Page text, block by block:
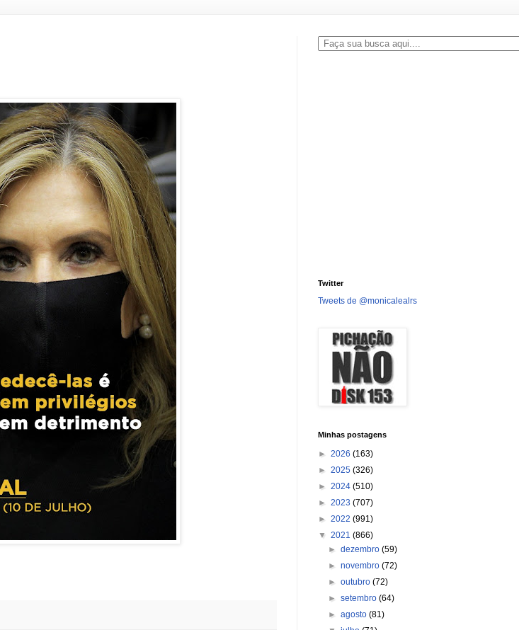
Twitter
Tweets de @monicalealrs
Minhas postagens
► 2026 (163)
► 2025 (326)
► 2024 (510)
► 2023 (707)
► 2022 (991)
▼ 2021 (866)
►dezembro(59)
►novembro(72)
►outubro(72)
►setembro(64)
►agosto(81)